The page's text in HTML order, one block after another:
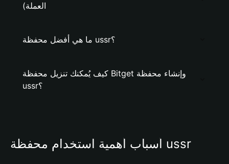
العملة)
ما هي أفضل محفظة ussr؟
كيف يُمكنك تنزيل محفظة Bitget وإنشاء محفظة
ussr؟
أسباب أهمية استخدام محفظة ussr